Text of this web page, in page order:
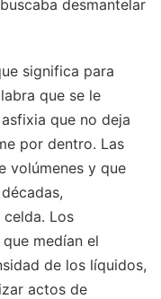
desmantelar
significa para
que se le
que no deja
por dentro. Las
volúmenes y que
Los
medían el
de los líquidos,
actos de